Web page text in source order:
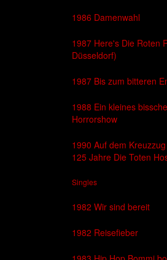
1986 Damenwahl
1987 Here's Die Roten
Düsseldorf)
1987 Bis zum bitteren
1988 Ein kleines
Horrorshow
1990 Auf dem
125 Jahre Die Toten
Singles
1982 Wir sind bereit
1982 Reisefieber